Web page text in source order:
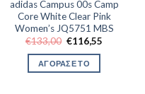
adidas Campus 00s Camp
Core White Clear Pink
Women’s JQ5751 MBS
€133,00 Original
was:
€133,00.
€116,55
ΑΓΟΡΑΣΕ ΤΟ